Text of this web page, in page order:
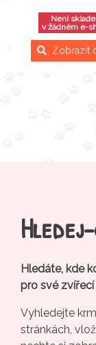
Není
v žádném e-
Zobrazit
Hledáte, kde
pro své
Vyhledejte
stránkách,